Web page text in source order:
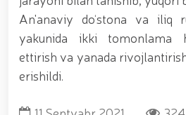
tadbirlari doirasida muddatdi
sertifikatlar topshirildi.
qo‘mondoni, general-
poytaxtimizdagi manzilli
bilan uchrashib, ular bilan
Farg‘ona viloyatida jinoyat
An'anaviy do‘stona va iliq
yakunida ikki tomonlama
ettirish va yanada
erishildi.